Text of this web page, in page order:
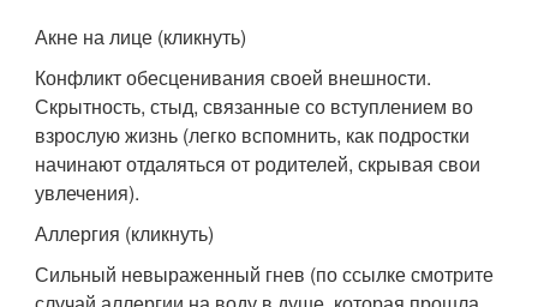
Акне на лице (кликнуть)
Конфликт обесценивания своей внешности.
Скрытность, стыд, связанные со вступлением во
взрослую жизнь (легко вспомнить, как подростки
начинают отдаляться от родителей, скрывая свои
увлечения).
Аллергия (кликнуть)
Сильный невыраженный гнев (по ссылке смотрите